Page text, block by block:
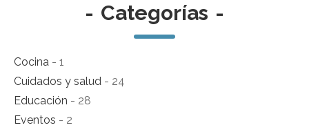
- Categorías -
Cocina - 1
Cuidados y salud - 24
Educación - 28
Eventos - 2